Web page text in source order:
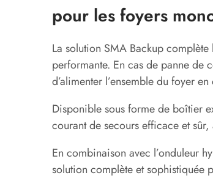
pour les foyers
La solution SMA Backup
performante. En cas de panne de
d’alimenter l’ensemble du foyer
Disponible sous forme de boîtier
courant de secours efficace et
En combinaison avec l’onduleur
solution complète et sophistiquée